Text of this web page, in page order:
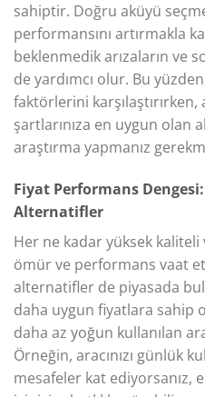
sahiptir. Doğru aküyü
performansını artırmakla
beklenmedik arızaların ve
de yardımcı olur. Bu
faktörlerini karşılaştırırken,
şartlarınıza en uygun olan
araştırma yapmanız
Fiyat Performans
Alternatifler
Her ne kadar yüksek kaliteli
ömür ve performans vaat
alternatifler de piyasada
daha uygun fiyatlara sahip
daha az yoğun kullanılan
Örneğin, aracınızı günlük
mesafeler kat ediyorsanız,